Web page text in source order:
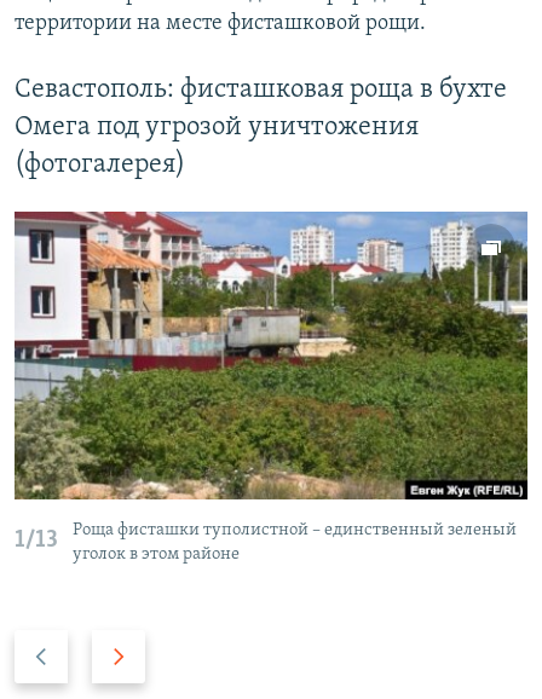
территории на месте фисташковой рощи.
Севастополь: фисташковая роща в бухте
Омега под угрозой уничтожения
(фотогалерея)
1/13
Роща фисташки туполистной – единственный зеленый
уголок в этом районе